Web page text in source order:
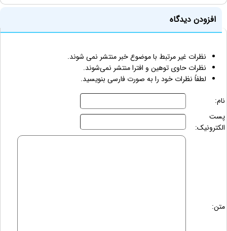
افزودن دیدگاه
نظرات غیر مرتبط با موضوع خبر منتشر نمی شوند.
نظرات حاوی توهین و افترا منتشر نمی‌شوند.
لطفاً نظرات خود را به صورت فارسی بنویسید.
نام:
پست
الکترونیک:
متن: